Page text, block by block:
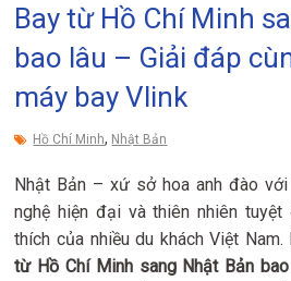
Bay từ Hồ Chí Minh
bao lâu – Giải đáp
máy bay Vlink
Hồ Chí Minh, Nhật Bản
Nhật Bản – xứ sở hoa anh đào
nghệ hiện đại và thiên nhiên
thích của nhiều du khách Việt
từ Hồ Chí Minh sang Nhật Bản